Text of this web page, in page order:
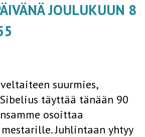
JOULUKUUN 8
suurmies,
täyttää tänään 90
osoittaa
Juhlintaan yhtyy